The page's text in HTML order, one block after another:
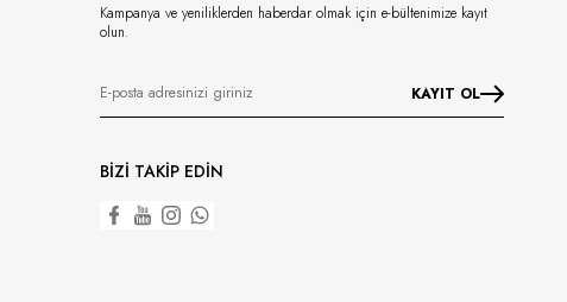
Kampanya ve yeniliklerden haberdar olmak için e-bültenimize kayıt
olun.
KAYIT OL
BİZİ TAKİP EDİN